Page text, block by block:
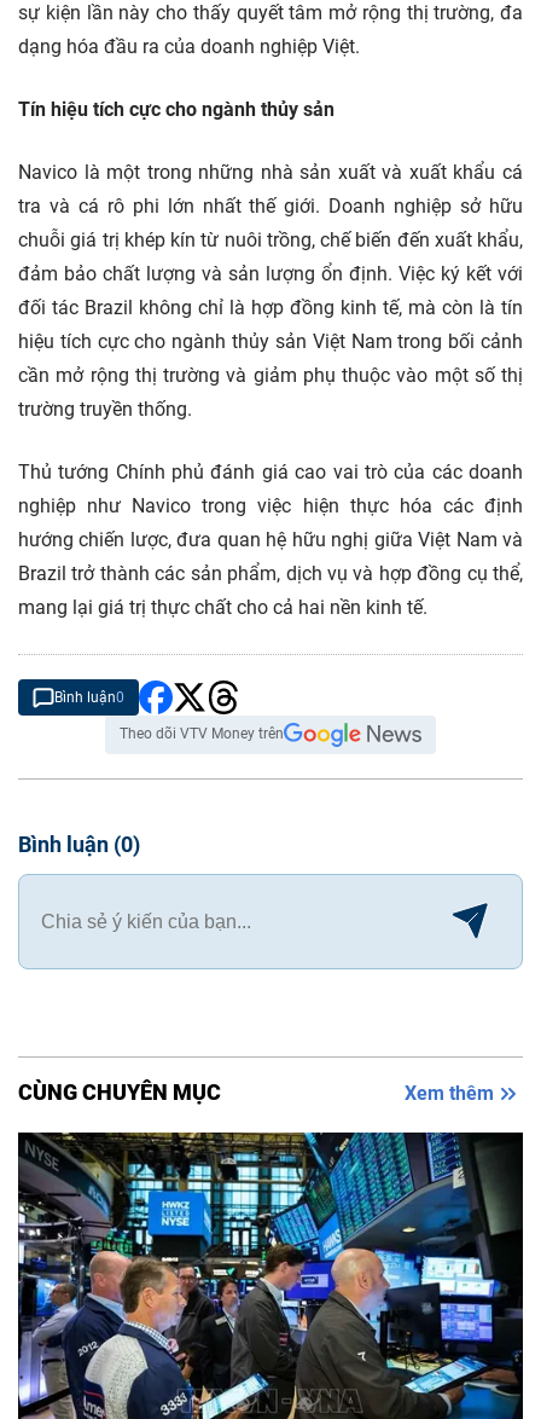
sự kiện lần này cho thấy quyết tâm mở rộng thị trường, đa
dạng hóa đầu ra của doanh nghiệp Việt.
Tín hiệu tích cực cho ngành thủy sản
Navico là một trong những nhà sản xuất và xuất khẩu cá
tra và cá rô phi lớn nhất thế giới. Doanh nghiệp sở hữu
chuỗi giá trị khép kín từ nuôi trồng, chế biến đến xuất khẩu,
đảm bảo chất lượng và sản lượng ổn định. Việc ký kết với
đối tác Brazil không chỉ là hợp đồng kinh tế, mà còn là tín
hiệu tích cực cho ngành thủy sản Việt Nam trong bối cảnh
cần mở rộng thị trường và giảm phụ thuộc vào một số thị
trường truyền thống.
Thủ tướng Chính phủ đánh giá cao vai trò của các doanh
nghiệp như Navico trong việc hiện thực hóa các định
hướng chiến lược, đưa quan hệ hữu nghị giữa Việt Nam và
Brazil trở thành các sản phẩm, dịch vụ và hợp đồng cụ thể,
mang lại giá trị thực chất cho cả hai nền kinh tế.
Bình luận0
Theo dõi VTV Money trên
Bình luận (0)
CÙNG CHUYÊN MỤC Xem thêm